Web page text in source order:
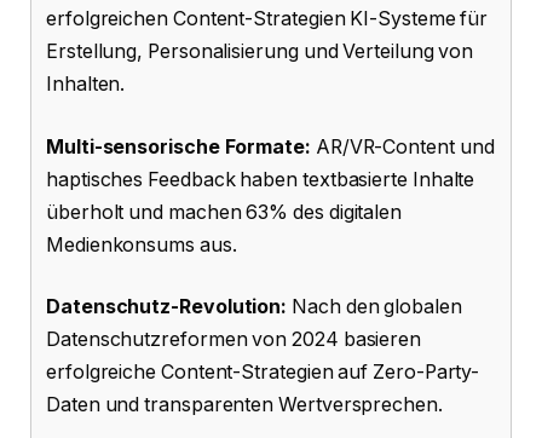
erfolgreichen Content-Strategien KI-Systeme für
Erstellung, Personalisierung und Verteilung von
Inhalten.
Multi-sensorische Formate: AR/VR-Content und
haptisches Feedback haben textbasierte Inhalte
überholt und machen 63% des digitalen
Medienkonsums aus.
Datenschutz-Revolution: Nach den globalen
Datenschutzreformen von 2024 basieren
erfolgreiche Content-Strategien auf Zero-Party-
Daten und transparenten Wertversprechen.